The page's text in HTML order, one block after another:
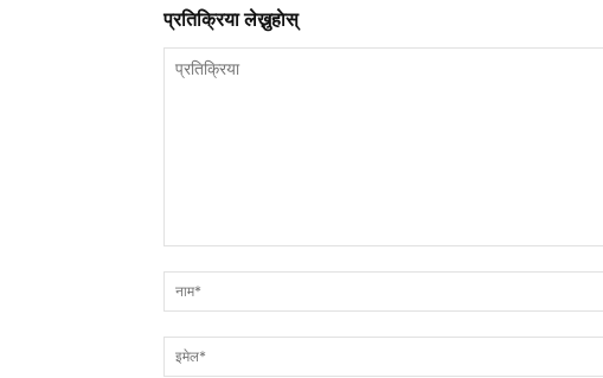
प्रतिक्रिया लेख्नुहाेस्